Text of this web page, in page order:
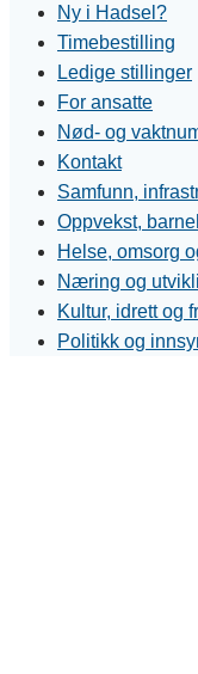
Ny i Hadsel?
Timebestilling
Ledige stillinger
For ansatte
Nød- og
Kontakt
Samfunn,
Oppvekst,
Helse, omsorg
Næring og
Kultur, idrett og
Politikk og